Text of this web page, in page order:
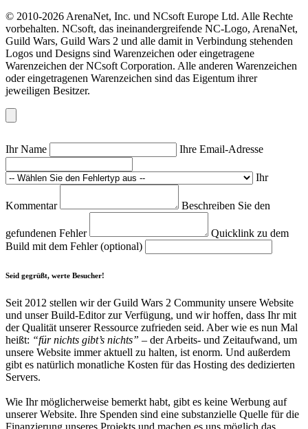
© 2010-2026 ArenaNet, Inc. und NCsoft Europe Ltd. Alle Rechte
vorbehalten. NCsoft, das ineinandergreifende NC-Logo, ArenaNet,
Guild Wars, Guild Wars 2 und alle damit in Verbindung stehenden
Logos und Designs sind Warenzeichen oder eingetragene
Warenzeichen der NCsoft Corporation. Alle anderen Warenzeichen
oder eingetragenen Warenzeichen sind das Eigentum ihrer
jeweiligen Besitzer.
Ihr Name Ihre Email-Adresse
Ihr
Kommentar Beschreiben Sie den
gefundenen Fehler
Quicklink zu dem
Build mit dem Fehler (optional)
Seid gegrüßt, werte Besucher!
Seit 2012 stellen wir der Guild Wars 2 Community unsere Website
und unser Build-Editor zur Verfügung, und wir hoffen, dass Ihr mit
der Qualität unserer Ressource zufrieden seid. Aber wie es nun Mal
heißt: “für nichts gibt’s nichts” – der Arbeits- und Zeitaufwand, um
unsere Website immer aktuell zu halten, ist enorm. Und außerdem
gibt es natürlich monatliche Kosten für das Hosting des dedizierten
Servers.
Wie Ihr möglicherweise bemerkt habt, gibt es keine Werbung auf
unserer Website. Ihre Spenden sind eine substanzielle Quelle für die